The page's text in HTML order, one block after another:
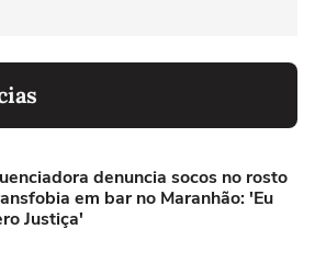
denuncia socos no rosto
em bar no Maranhão: 'Eu
Justiça'